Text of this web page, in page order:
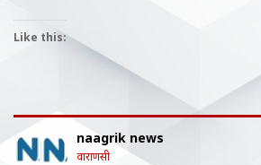
Like this:
naagrik news
वाराणसी